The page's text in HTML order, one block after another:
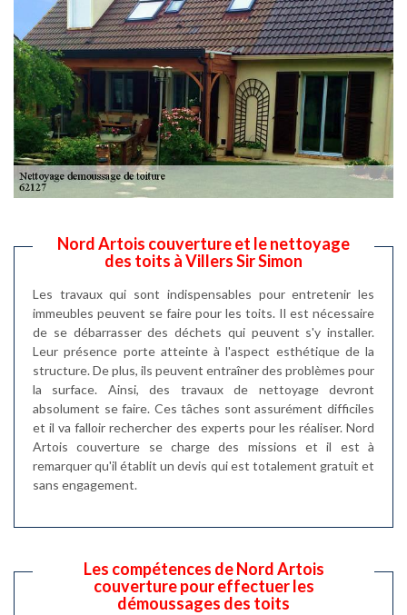
Nord Artois couverture et le nettoyage
des toits à Villers Sir Simon
Les travaux qui sont indispensables pour entretenir les
immeubles peuvent se faire pour les toits. Il est nécessaire
de se débarrasser des déchets qui peuvent s'y installer.
Leur présence porte atteinte à l'aspect esthétique de la
structure. De plus, ils peuvent entraîner des problèmes pour
la surface. Ainsi, des travaux de nettoyage devront
absolument se faire. Ces tâches sont assurément difficiles
et il va falloir rechercher des experts pour les réaliser. Nord
Artois couverture se charge des missions et il est à
remarquer qu'il établit un devis qui est totalement gratuit et
sans engagement.
Les compétences de Nord Artois
couverture pour effectuer les
démoussages des toits